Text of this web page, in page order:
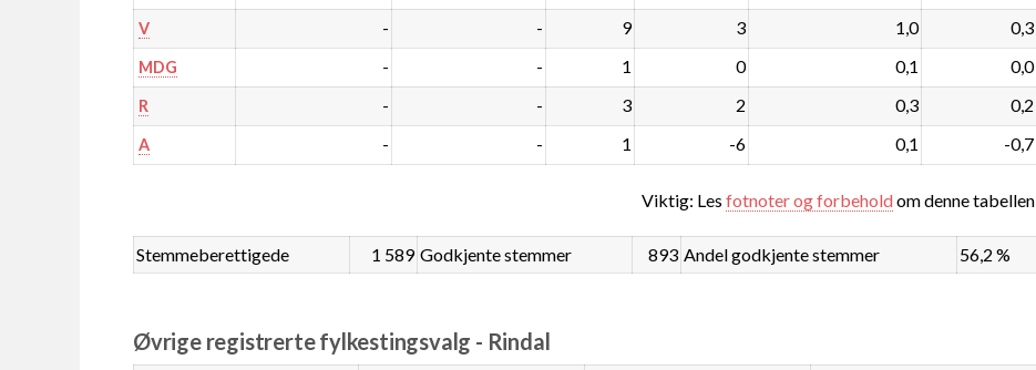
V - - 9 3 1,0 0,3
MDG - - 1 0 0,1 0,0
R - - 3 2 0,3 0,2
A - - 1 -6 0,1 -0,7
Viktig: Les fotnoter og forbeholdom denne tabellen
Stemmeberettigede 1 589 Godkjente stemmer 893 Andel godkjente stemmer 56,2 %
Øvrige registrerte fylkestingsvalg - Rindal